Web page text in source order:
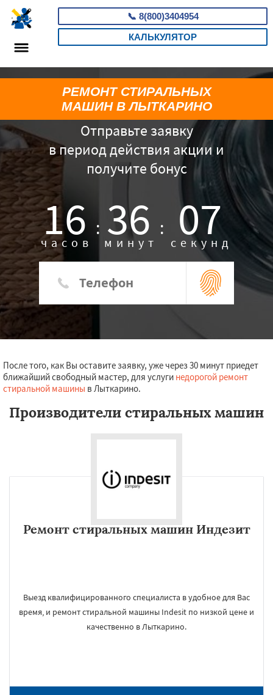
📞 8(800)3404954
КАЛЬКУЛЯТОР
Отправьте заявку
в период действия акции и
получите бонус
16 :
часов 36 :
минут 06
секунд
РЕМОНТ СТИРАЛЬНЫХ
МАШИН В ЛЫТКАРИНО
После того, как Вы оставите заявку, уже через 30 минут приедет
ближайший свободный мастер, для услуги недорогой ремонт
стиральной машины в Лыткарино.
Производители стиральных машин
Ремонт стиральных машин Индезит
Выезд квалифицированного специалиста в удобное для Вас
время, и ремонт стиральной машины Indesit по низкой цене и
качественно в Лыткарино.